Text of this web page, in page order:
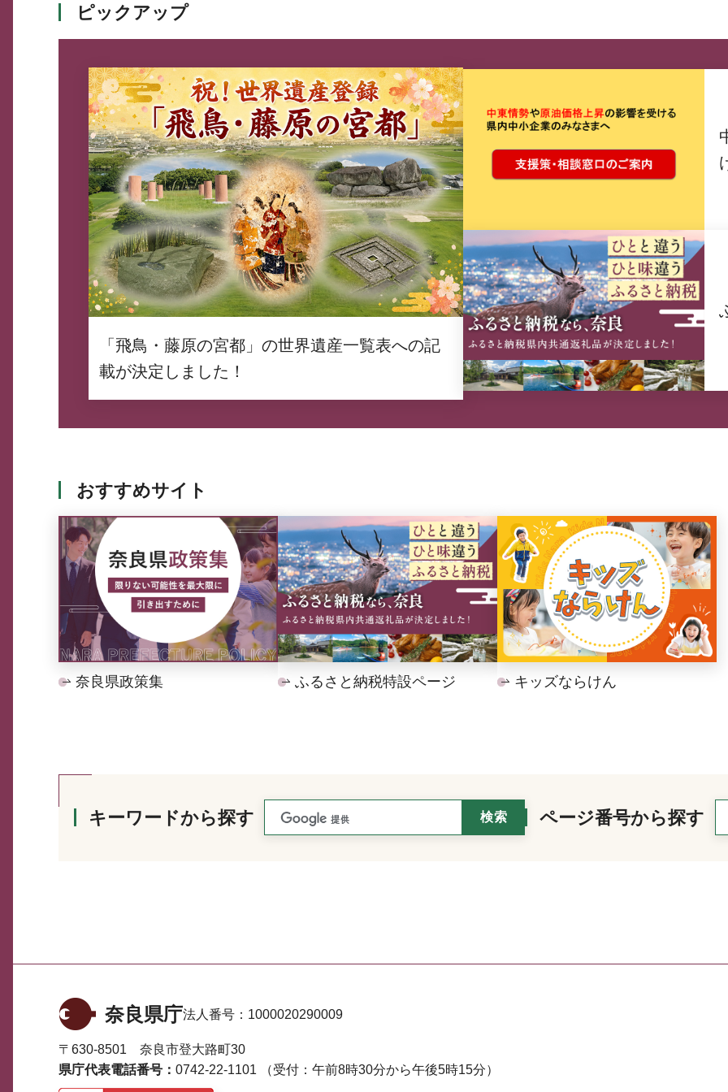
ピックアップ
「飛鳥・藤原の宮都」の世界遺産一覧表への記
載が決定しました！
おすすめサイト
奈良県政策集 ふるさと納税特設ページ キッズならけん
キーワードから探す ページ番号から探す
奈良県庁法人番号： 1000020290009
〒630-8501 奈良市登大路町30
県庁代表電話番号： 0742-22-1101 （受付：午前8時30分から午後5時15分）